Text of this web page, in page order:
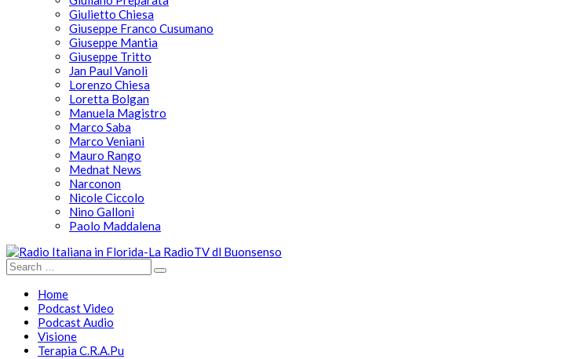
Giulietto Chiesa
Giuseppe Franco Cusumano
Giuseppe Mantia
Giuseppe Tritto
Jan Paul Vanoli
Lorenzo Chiesa
Loretta Bolgan
Manuela Magistro
Marco Saba
Marco Veniani
Mauro Rango
Mednat News
Narconon
Nicole Ciccolo
Nino Galloni
Paolo Maddalena
Home
Podcast Video
Podcast Audio
Visione
Terapia C.R.A.Pu